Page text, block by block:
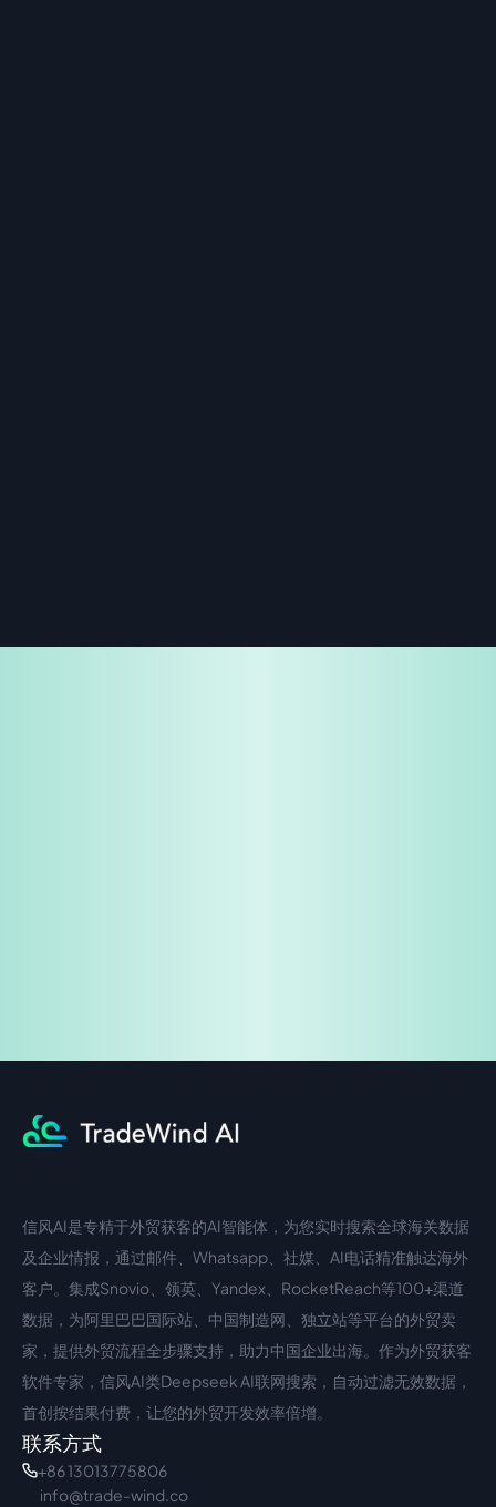
中文入口
信风AI是专精于外贸获客的AI智能体，为您实时搜索全球海关数据
及企业情报，通过邮件、Whatsapp、社媒、AI电话精准触达海外
客户。集成Snovio、领英、Yandex、RocketReach等100+渠道
数据，为阿里巴巴国际站、中国制造网、独立站等平台的外贸卖
家，提供外贸流程全步骤支持，助力中国企业出海。作为外贸获客
软件专家，信风AI类Deepseek AI联网搜索，自动过滤无效数据，
首创按结果付费，让您的外贸开发效率倍增。
联系方式
+86 13013775806
info@trade-wind.co